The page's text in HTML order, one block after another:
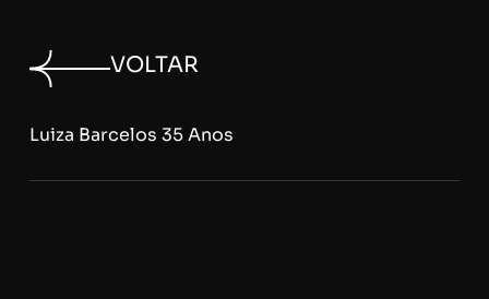
VOLTAR
Luiza Barcelos 35 Anos